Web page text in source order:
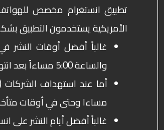
الأمريكية يستخدمون التطبيق
غالباً أفضل أوقات النشر
والساعة 5:00 مساءاً بعد انتهاء العمل.
أما عند استهداف الشركات (
مساءا وحتى في أوقات متأخرة مثل 8-9 مساءا حين
غالباً أفضل أيام النشر على